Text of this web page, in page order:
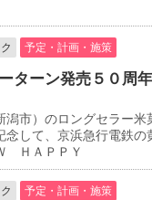
予定・計画・施策
ーン発売５０周
市）のロングセラー米
して、京浜急行電鉄の
ＨＡＰＰＹ
予定・計画・施策